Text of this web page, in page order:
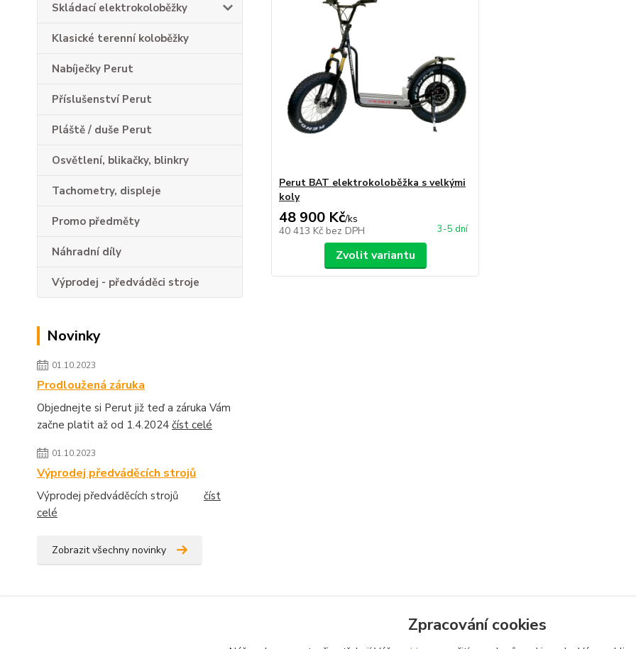
Skládací elektrokoloběžky
Klasické terenní koloběžky
Nabíječky Perut
Příslušenství Perut
Pláště / duše Perut
Osvětlení, blikačky, blinkry
Tachometry, displeje
Promo předměty
Náhradní díly
Výprodej - předváděci stroje
Novinky
01.10.2023
Prodloužená záruka
Objednejte si Perut již teď a záruka Vám
začne platit až od 1.4.2024 číst celé
01.10.2023
Výprodej předváděcích strojů
Výprodej předváděcích strojů číst
celé
Zobrazit všechny novinky
Perut BAT elektrokoloběžka s velkými
koly
48 900 Kč/ks
40 413 Kč bez DPH 3-5 dní
Zvolit variantu
Zpracování cookies